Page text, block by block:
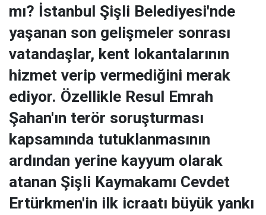
mı? İstanbul Şişli Belediyesi'nde
yaşanan son gelişmeler sonrası
vatandaşlar, kent lokantalarının
hizmet verip vermediğini merak
ediyor. Özellikle Resul Emrah
Şahan'ın terör soruşturması
kapsamında tutuklanmasının
ardından yerine kayyum olarak
atanan Şişli Kaymakamı Cevdet
Ertürkmen'in ilk icraatı büyük yankı